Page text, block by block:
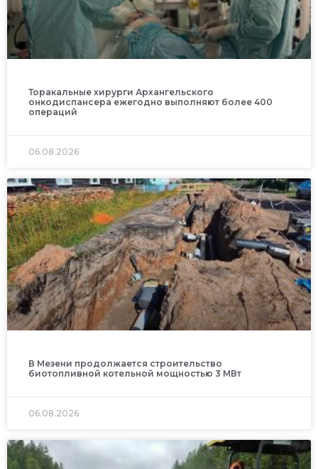
Торакальные хирурги Архангельского
онкодиспансера ежегодно выполняют более 400
операций
06.08.2026
В Мезени продолжается строительство
биотопливной котельной мощностью 3 МВт
06.08.2026